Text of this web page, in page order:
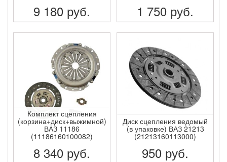
9 180 руб.
ПОДРОБНЕЕ
1 750 руб.
ПОДРОБНЕЕ
Комплект сцепления
(корзина+диск+выжимной)
ВАЗ 11186
(11186160100082)
8 340 руб.
Диск сцепления ведомый
(в упаковке) ВАЗ 21213
(21213160113000)
950 руб.